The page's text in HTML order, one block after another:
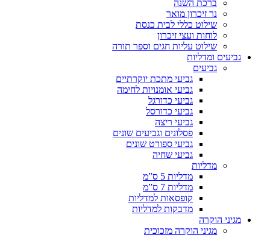
ברכת השנה
נר זיכרון מואר
שילוט כללי לבית כנסת
לוחות ועצי זיכרון
שילוט עליות חגים וספר תורה
גביעים ומדליות
גביעים
גביעי מתכת יוקרתיים
גביעי אומנויות לחימה
גביעי כדורגל
גביעי כדורסל
גביעי ריצה
פסלונים וגביעים שונים
גביעי ספורט שונים
גביעי שחיה
מדליות
מדליות 5 ס”מ
מדליות 7 ס”מ
קופסאות למדליות
מדבקות למדליות
מגיני הוקרה
מגיני הוקרה מזכוכית